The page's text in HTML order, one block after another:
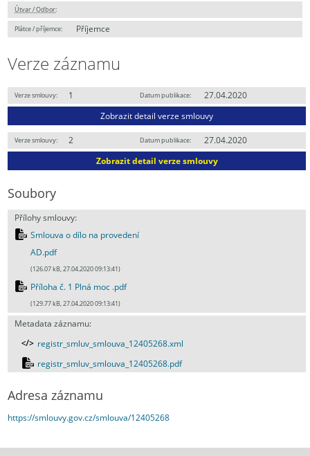
Útvar / Odbor:
Plátce / příjemce: Příjemce
Verze záznamu
Verze smlouvy: 1 Datum publikace:
27.04.2020
Zobrazit detail verze smlouvy
Verze smlouvy: 2 Datum publikace:
27.04.2020
Zobrazit detail verze smlouvy
Soubory
Přílohy smlouvy:
Smlouva o dílo na provedení
AD.pdf
(126.07 kB, 27.04.2020 09:13:41)
Příloha č. 1 Plná moc .pdf
(129.77 kB, 27.04.2020 09:13:41)
Metadata záznamu:
registr_smluv_smlouva_12405268.xml
registr_smluv_smlouva_12405268.pdf
Adresa záznamu
https://smlouvy.gov.cz/smlouva/12405268